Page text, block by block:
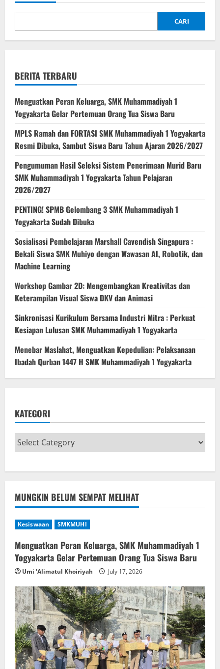
CARI
BERITA TERBARU
Menguatkan Peran Keluarga, SMK Muhammadiyah 1
Yogyakarta Gelar Pertemuan Orang Tua Siswa Baru
MPLS Ramah dan FORTASI SMK Muhammadiyah 1 Yogyakarta
Resmi Dibuka, Sambut Siswa Baru Tahun Ajaran 2026/2027
Pengumuman Hasil Seleksi Sistem Penerimaan Murid Baru
SMK Muhammadiyah 1 Yogyakarta Tahun Pelajaran
2026/2027
PENTING! SPMB Gelombang 3 SMK Muhammadiyah 1
Yogyakarta Sudah Dibuka
Sosialisasi Pembelajaran Marshall Cavendish Singapura :
Bekali Siswa SMK Muhiyo dengan Wawasan AI, Robotik, dan
Machine Learning
Workshop Gambar 2D: Mengembangkan Kreativitas dan
Keterampilan Visual Siswa DKV dan Animasi
Sinkronisasi Kurikulum Bersama Industri Mitra : Perkuat
Kesiapan Lulusan SMK Muhammadiyah 1 Yogyakarta
Menebar Maslahat, Menguatkan Kepedulian: Pelaksanaan
Ibadah Qurban 1447 H SMK Muhammadiyah 1 Yogyakarta
KATEGORI
MUNGKIN BELUM SEMPAT MELIHAT
Kesiswaan SMKMUHI
Menguatkan Peran Keluarga, SMK Muhammadiyah 1
Yogyakarta Gelar Pertemuan Orang Tua Siswa Baru
Umi 'Alimatul Khoiriyah July 17, 2026